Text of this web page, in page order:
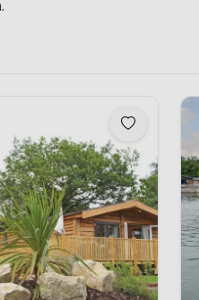
kunnen spelen en de